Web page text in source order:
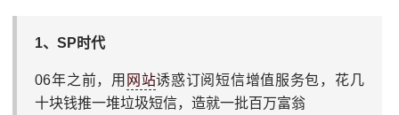
1、SP时代
06年之前，用 网站诱惑订阅短信增值服务包，花几
十块钱推一堆垃圾短信，造就一批百万富翁